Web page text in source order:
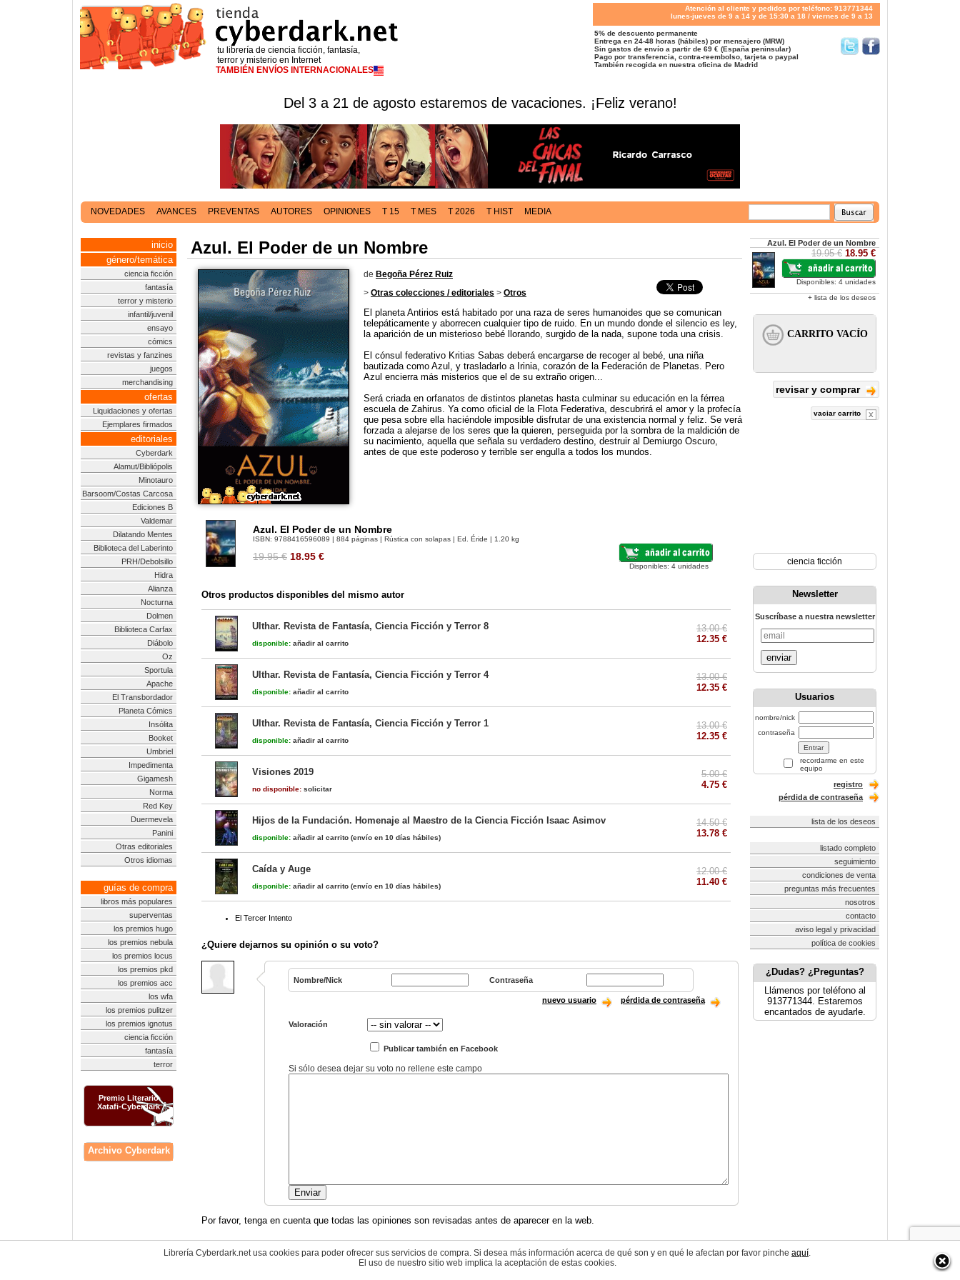
tu librería de ciencia ficción, fantasía,
terror y misterio en Internet
TAMBIÉN ENVÍOS INTERNACIONALES
Atención al cliente y pedidos por teléfono: 913771344
lunes-jueves de 9 a 14 y de 15:30 a 18 / viernes de 9 a 13
5% de descuento permanente
Entrega en 24-48 horas (hábiles) por mensajero (MRW)
Sin gastos de envío a partir de 69 € (España peninsular)
Pago por transferencia, contra-reembolso, tarjeta o paypal
También recogida en nuestra oficina de Madrid
Del 3 a 21 de agosto estaremos de vacaciones. ¡Feliz verano!
NOVEDADES AVANCES PREVENTAS AUTORES OPINIONES T 15 T MES T 2026 T HIST MEDIA
inicio
género/temática
ciencia ficción
fantasía
terror y misterio
infantil/juvenil
ensayo
cómics
revistas y fanzines
juegos
merchandising
ofertas
Liquidaciones y ofertas
Ejemplares firmados
editoriales
Cyberdark
Alamut/Bibliópolis
Minotauro
Barsoom/Costas Carcosa
Ediciones B
Valdemar
Dilatando Mentes
Biblioteca del Laberinto
PRH/Debolsillo
Hidra
Alianza
Nocturna
Dolmen
Biblioteca Carfax
Diábolo
Oz
Sportula
Apache
El Transbordador
Planeta Cómics
Insólita
Booket
Umbriel
Impedimenta
Gigamesh
Norma
Red Key
Duermevela
Panini
Otras editoriales
Otros idiomas
guías de compra
libros más populares
superventas
los premios hugo
los premios nebula
los premios locus
los premios pkd
los premios acc
los wfa
los premios pulitzer
los premios ignotus
ciencia ficción
fantasía
terror
Premio Literario
Xatafi-Cyberdark
Archivo Cyberdark
Azul. El Poder de un Nombre
de Begoña Pérez Ruiz
> Otras colecciones / editoriales > Otros
El planeta Antirios está habitado por una raza de seres humanoides que se comunican
telepáticamente y aborrecen cualquier tipo de ruido. En un mundo donde el silencio es ley,
la aparición de un misterioso bebé llorando, surgido de la nada, supone toda una crisis.
El cónsul federativo Kritias Sabas deberá encargarse de recoger al bebé, una niña
bautizada como Azul, y trasladarlo a Irinia, corazón de la Federación de Planetas. Pero
Azul encierra más misterios que el de su extraño origen...
Será criada en orfanatos de distintos planetas hasta culminar su educación en la férrea
escuela de Zahirus. Ya como oficial de la Flota Federativa, descubrirá el amor y la profecía
que pesa sobre ella haciéndole imposible disfrutar de una existencia normal y feliz. Se verá
forzada a alejarse de los seres que la quieren, perseguida por la sombra de la maldición de
su nacimiento, aquella que señala su verdadero destino, destruir al Demiurgo Oscuro,
antes de que este poderoso y terrible ser engulla a todos los mundos.
Azul. El Poder de un Nombre
ISBN: 9788416596089 | 884 páginas | Rústica con solapas | Ed. Éride | 1.20 kg
19.95 € 18.95 €
Disponibles: 4 unidades
Otros productos disponibles del mismo autor
Ulthar. Revista de Fantasía, Ciencia Ficción y Terror 8
disponible: añadir al carrito
13.00 €
12.35 €
Ulthar. Revista de Fantasía, Ciencia Ficción y Terror 4
disponible: añadir al carrito
13.00 €
12.35 €
Ulthar. Revista de Fantasía, Ciencia Ficción y Terror 1
disponible: añadir al carrito
13.00 €
12.35 €
Visiones 2019
no disponible: solicitar
5.00 €
4.75 €
Hijos de la Fundación. Homenaje al Maestro de la Ciencia Ficción Isaac Asimov
disponible: añadir al carrito (envío en 10 días hábiles)
14.50 €
13.78 €
Caída y Auge
disponible: añadir al carrito (envío en 10 días hábiles)
12.00 €
11.40 €
El Tercer Intento
¿Quiere dejarnos su opinión o su voto?
Nombre/Nick Contraseña
nuevo usuario pérdida de contraseña
Valoración
Publicar también en Facebook
Si sólo desea dejar su voto no rellene este campo
Por favor, tenga en cuenta que todas las opiniones son revisadas antes de aparecer en la web.
Azul. El Poder de un Nombre
19.95 € 18.95 €
Disponibles: 4 unidades
+ lista de los deseos
revisar y comprar
vaciar carrito
ciencia ficción
Newsletter
Suscríbase a nuestra newsletter
enviar
Usuarios
nombre/nick
contraseña
recordarme en este
equipo
registro
pérdida de contraseña
lista de los deseos
listado completo
seguimiento
condiciones de venta
preguntas más frecuentes
nosotros
contacto
aviso legal y privacidad
política de cookies
¿Dudas? ¿Preguntas?
Llámenos por teléfono al
913771344. Estaremos
encantados de ayudarle.
© 2004-2026 cyberdark.net - todos los derechos reservados
Librería Cyberdark.net usa cookies para poder ofrecer sus servicios de compra. Si desea más información acerca de qué son y en qué le afectan por favor pinche aquí.
El uso de nuestro sitio web implica la aceptación de estas cookies.